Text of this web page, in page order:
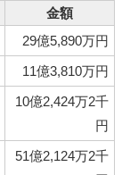
金額
29億5,890万円
11億3,810万円
10億2,424万2千
円
51億2,124万2千